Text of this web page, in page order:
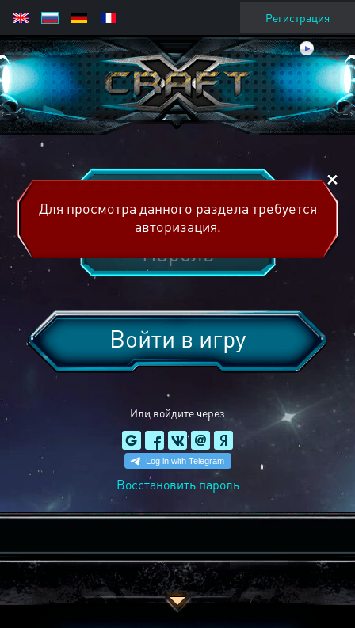
Регистрация
Или войдите через
Войти в игру
Восстановить пароль
Для просмотра данного раздела требуется
авторизация.